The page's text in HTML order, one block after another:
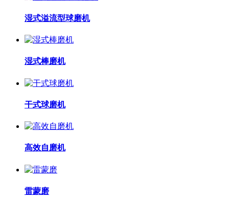
湿式溢流型球磨机
湿式棒磨机
干式球磨机
高效自磨机
雷蒙磨